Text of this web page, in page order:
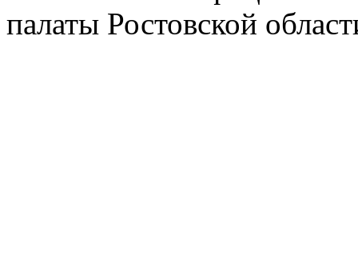
палаты Ростовской